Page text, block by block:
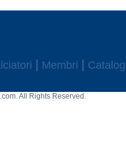
Membri
All Rights Reserved.